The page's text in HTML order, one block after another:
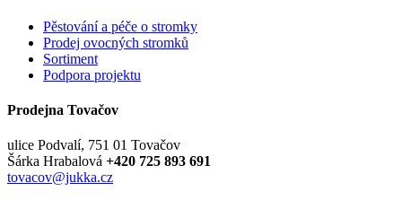
Pěstování a péče o stromky
Prodej ovocných stromků
Sortiment
Podpora projektu
Prodejna Tovačov
ulice Podvalí, 751 01 Tovačov
Šárka Hrabalová +420 725 893 691
tovacov@jukka.cz